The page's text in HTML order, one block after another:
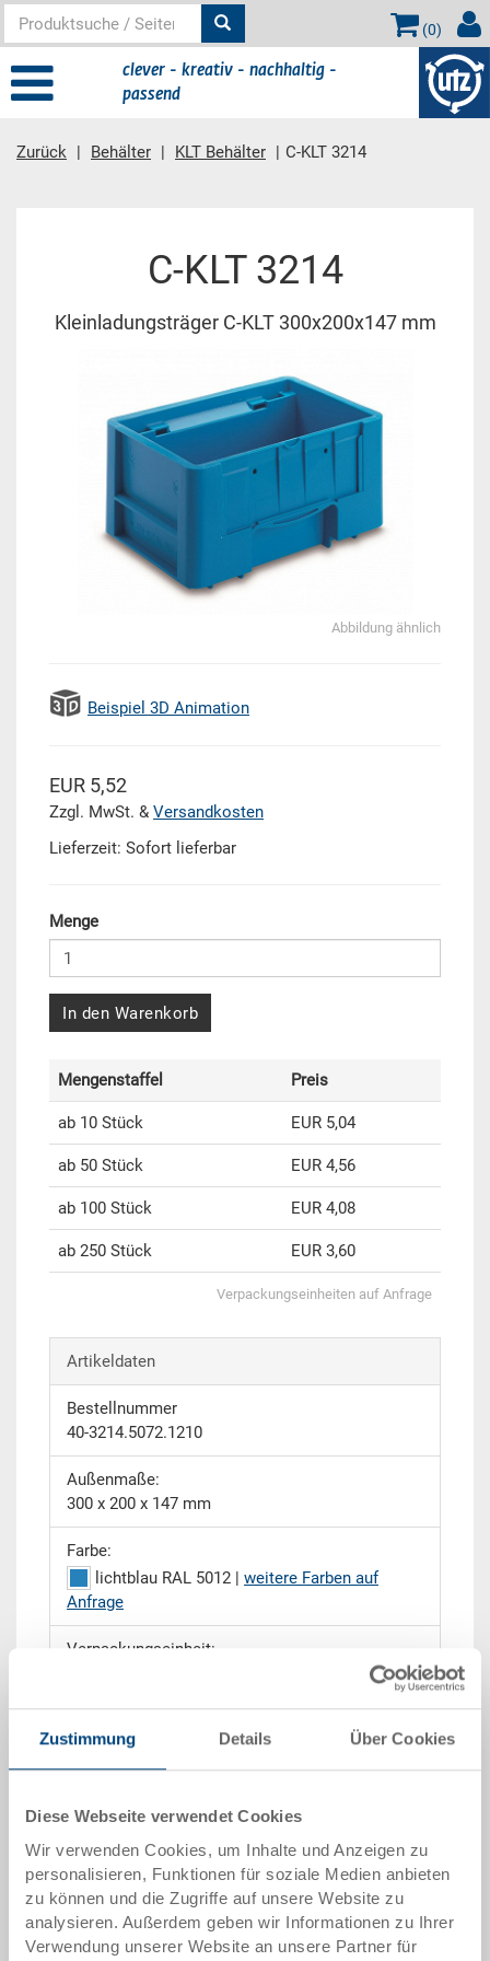
Zustimmung Details Über Cookies
Diese Webseite verwendet Cookies
Wir verwenden Cookies, um Inhalte und Anzeigen zu
personalisieren, Funktionen für soziale Medien anbieten
zu können und die Zugriffe auf unsere Website zu
analysieren. Außerdem geben wir Informationen zu Ihrer
Verwendung unserer Website an unsere Partner für
(0)
clever - kreativ - nachhaltig -
passend
Zurück Behälter KLT Behälter C-KLT 3214
C-KLT 3214
Kleinladungsträger C-KLT 300x200x147 mm
Abbildung ähnlich
Beispiel 3D Animation
EUR 5,52
Zzgl. MwSt. & Versandkosten
Lieferzeit: Sofort lieferbar
Menge
In den Warenkorb
Mengenstaffel Preis
ab 10 Stück EUR 5,04
ab 50 Stück EUR 4,56
ab 100 Stück EUR 4,08
ab 250 Stück EUR 3,60
Verpackungseinheiten auf Anfrage
Artikeldaten
Bestellnummer
40-3214.5072.1210
Außenmaße:
300 x 200 x 147 mm
Farbe:
lichtblau RAL 5012 | weitere Farben auf
Anfrage
Verpackungseinheit:
Technische Daten
Der Kleinladungsträger C-KLT ist ein Behälter aus
Kunststoff welcher häufig in der Automobilbranche